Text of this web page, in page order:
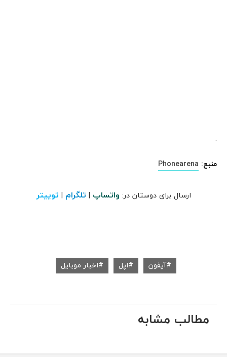
.
منبع: Phonearena
ارسال برای دوستان در: واتساپ | تلگرام | توییتر
آیفون اپل اخبار موبایل
مطالب مشابه